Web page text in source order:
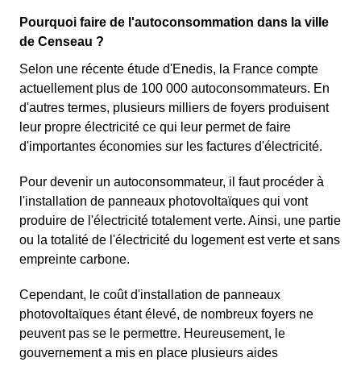
Pourquoi faire de l'autoconsommation dans la ville
de Censeau ?
Selon une récente étude d'Enedis, la France compte
actuellement plus de 100 000 autoconsommateurs. En
d'autres termes, plusieurs milliers de foyers produisent
leur propre électricité ce qui leur permet de faire
d'importantes économies sur les factures d'électricité.
Pour devenir un autoconsommateur, il faut procéder à
l'installation de panneaux photovoltaïques qui vont
produire de l'électricité totalement verte. Ainsi, une partie
ou la totalité de l'électricité du logement est verte et sans
empreinte carbone.
Cependant, le coût d'installation de panneaux
photovoltaïques étant élevé, de nombreux foyers ne
peuvent pas se le permettre. Heureusement, le
gouvernement a mis en place plusieurs aides